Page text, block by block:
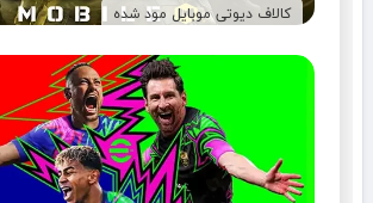
کالاف دیوتی موبایل مود شده